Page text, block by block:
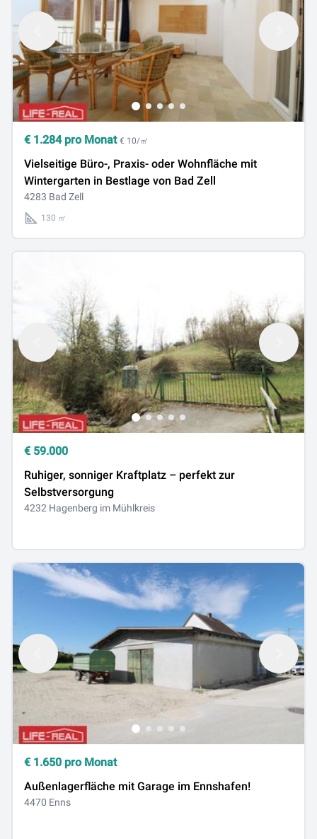
€ 1.284pro Monat € 10/㎡
Vielseitige Büro-, Praxis- oder Wohnfläche mit
Wintergarten in Bestlage von Bad Zell
4283 Bad Zell
130 ㎡
€ 59.000
Ruhiger, sonniger Kraftplatz – perfekt zur
Selbstversorgung
4232 Hagenberg im Mühlkreis
€ 1.650 pro Monat
Außenlagerfläche mit Garage im Ennshafen!
4470 Enns